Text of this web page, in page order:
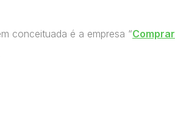
conceituada é a empresa “Comprar